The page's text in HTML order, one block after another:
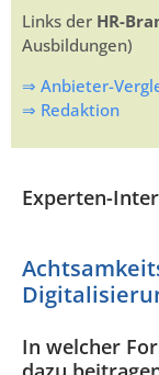
Links der HR-
Ausbildungen)
⇒ Anbieter-
⇒ Redaktion
Experten-
In welcher